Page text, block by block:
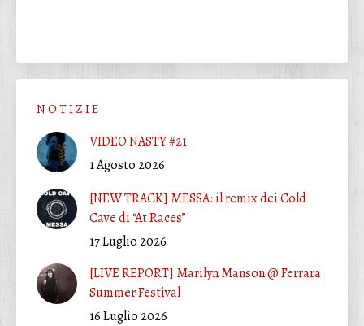
N O T I Z I E
VIDEO NASTY #21
1 Agosto 2026
[NEW TRACK] MESSA: il remix dei Cold
Cave di “At Races”
17 Luglio 2026
[LIVE REPORT] Marilyn Manson @ Ferrara
Summer Festival
16 Luglio 2026